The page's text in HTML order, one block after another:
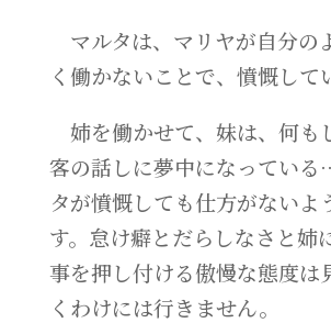
マルタは、マリヤが自分の
く働かないことで、憤慨して
姉を働かせて、妹は、何も
客の話しに夢中になってい
タが憤慨しても仕方がないよ
す。怠け癖とだらしなさと姉
事を押し付ける傲慢な態度は
くわけには行きません。